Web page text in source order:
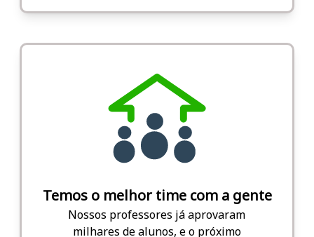
Temos o melhor time com a gente
Nossos professores já aprovaram
milhares de alunos, e o próximo